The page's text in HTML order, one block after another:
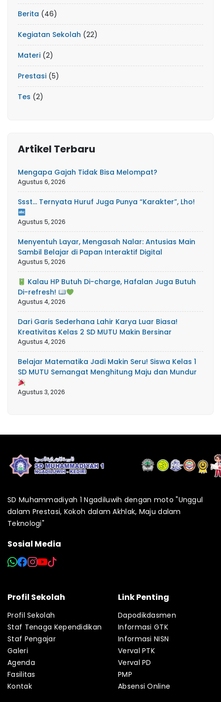
Berita (46)
Kegiatan Sekolah (22)
Materi (2)
Prestasi (5)
Tes (2)
Artikel Terbaru
Mengapa Gajah Tidak Bisa Melompat?
Agustus 6, 2026
Ssst… Ternyata Huruf Juga Punya “Karakter”, Lho!
Agustus 5, 2026
Menyentuh Layar, Mengasah Nalar: Antusias Main
Sambil Belajar di Papan Interaktif Digital
Agustus 5, 2026
Kalau HP Butuh Di-charge, Hafalan Juga Butuh
Di-refresh!
Agustus 4, 2026
Dari Garis Sederhana Lahir Karya Luar Biasa!
Kreativitas Kelas 2 SD MUTU Makin Bersinar
Agustus 4, 2026
Belajar Matematika Jadi Makin Seru! Siswa Kelas 1
SD MUTU Semangat Menghitung Maju dan Mundur
Agustus 3, 2026
SD Muhammadiyah 1 Ngadiluwih dengan moto "Unggul
dalam Prestasi, Kokoh dalam Akhlak, Maju dalam
Teknologi"
Sosial Media
Profil Sekolah
Profil Sekolah
Staf Tenaga Kependidikan
Staf Pengajar
Galeri
Agenda
Fasilitas
Kontak
Link Penting
Dapodikdasmen
Informasi GTK
Informasi NISN
Verval PTK
Verval PD
PMP
Absensi Online